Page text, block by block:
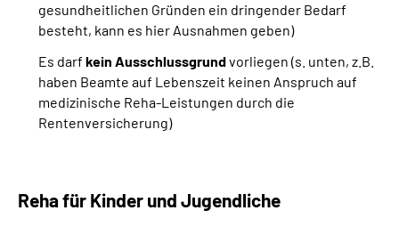
gesundheitlichen Gründen ein dringender Bedarf
besteht, kann es hier Ausnahmen geben)
Es darf kein Ausschlussgrundvorliegen (s. unten, z.B.
haben Beamte auf Lebenszeit keinen Anspruch auf
medizinische Reha-Leistungen durch die
Rentenversicherung)
Reha für Kinder und Jugendliche